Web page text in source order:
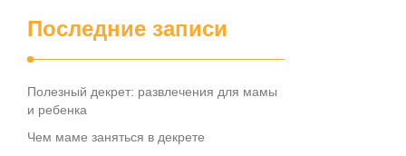
Последние записи
Полезный декрет: развлечения для мамы
и ребенка
Чем маме заняться в декрете